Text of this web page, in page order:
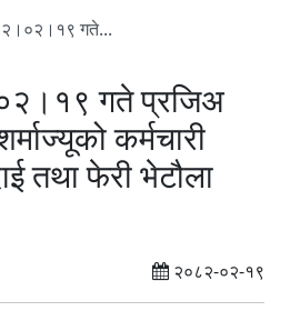
गते...
गते प्रजिअ
कर्मचारी
तथा फेरी भेटौला
२०८२-०२-१९